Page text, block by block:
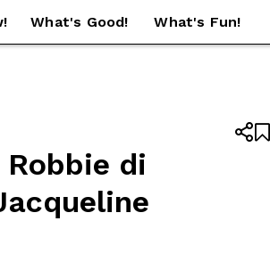
What's Good! What's Fun!
di

